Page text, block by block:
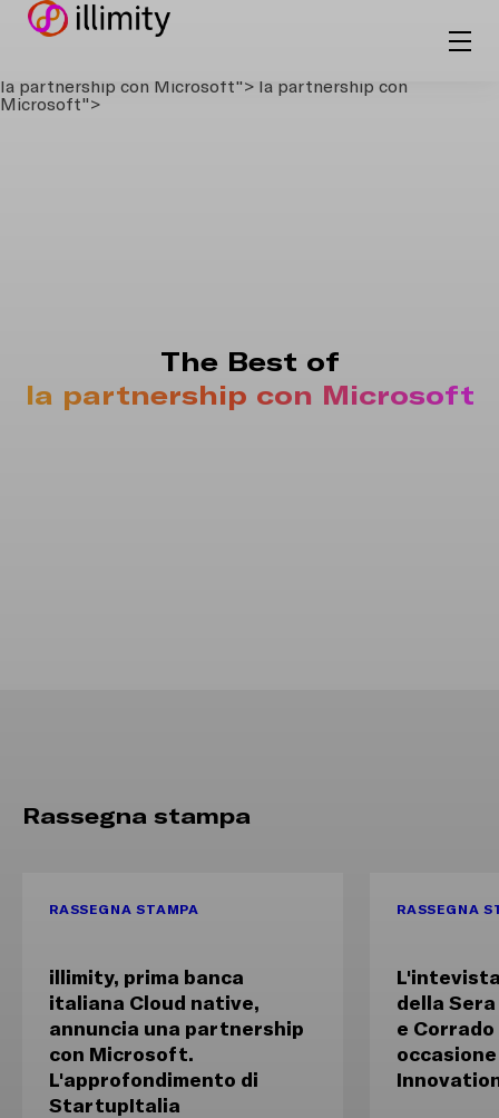
la partnership con Microsoft"> la partnership con
Microsoft">
The Best of
la partnership con Microsoft
Rassegna stampa
RASSEGNA STAMPA
illimity, prima banca
italiana Cloud native,
annuncia una partnership
con Microsoft.
L'approfondimento di
StartupItalia
RASSEGNA
della
e